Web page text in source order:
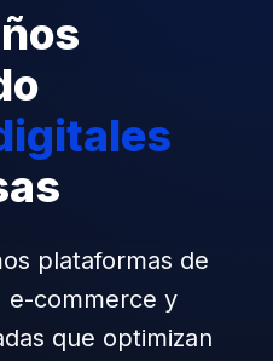
plataformas de
e-commerce y
que optimizan